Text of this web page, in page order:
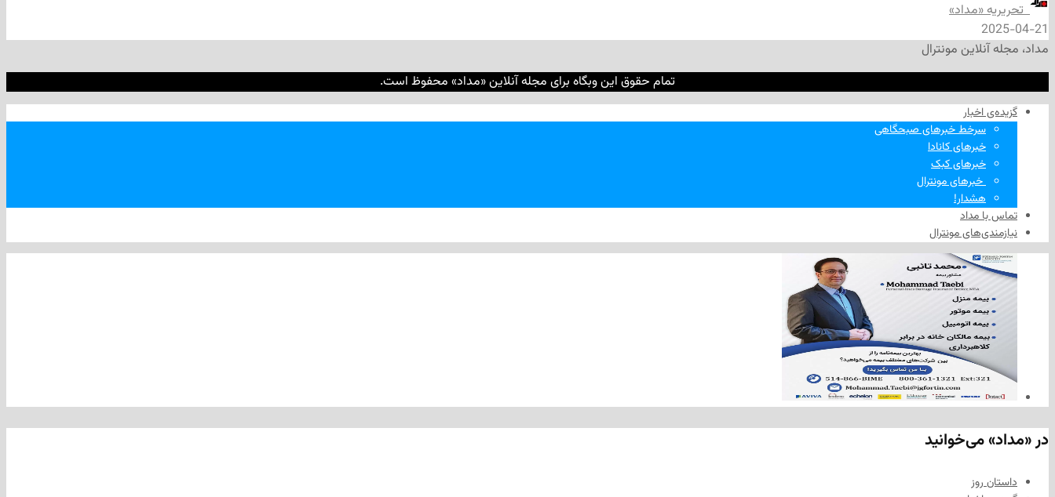
‌ تحریریه «مداد»
2025-04-21
مداد، مجله آنلاین مونترال
تمام حقوق این وبگاه برای مجله آنلاین «مداد» محفوظ است.
گزیده‌ی‌ اخبار
سرخط خبرهای صبحگاهی
خبرهای کانادا
خبرهای کبک
‌ خبرهای مونترال
هشدار!
تماس با مداد
نیازمندی‌های مونترال
در «مداد» می‌خوانید
داستان روز